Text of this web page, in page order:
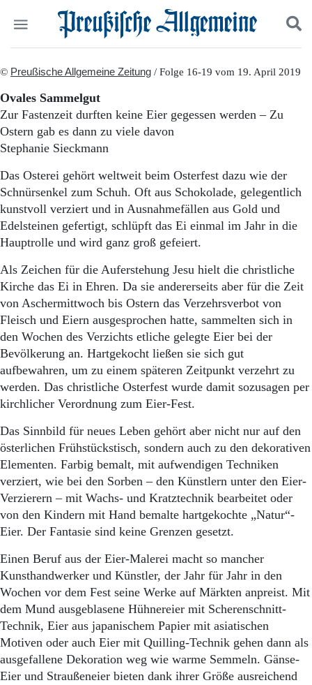
Start
Wer wir sind
Aktuelle Ausgabe
Abonnenten-Login
Abonnent werden
Abo Prämien
Archiv
Mediadaten
Politik
Panorama
Gesellschaft
Ostpreußen
Pommern
Berlin-Brandenburg
Schlesien
Danzig und Westpreußen
Impressum
Datenschutz
Suchen und finden
© Preußische Allgemeine Zeitung / Folge 16-19 vom 19. April 2019
Ovales Sammelgut
Zur Fastenzeit durften keine Eier gegessen werden – Zu
Ostern gab es dann zu viele davon
Stephanie Sieckmann
Das Osterei gehört weltweit beim Osterfest dazu wie der
Schnürsenkel zum Schuh. Oft aus Schokolade, gelegentlich
kunstvoll verziert und in Ausnahmefällen aus Gold und
Edelsteinen gefertigt, schlüpft das Ei einmal im Jahr in die
Hauptrolle und wird ganz groß gefeiert.
Als Zeichen für die Auferstehung Jesu hielt die christliche
Kirche das Ei in Ehren. Da sie andererseits aber für die Zeit
von Aschermittwoch bis Ostern das Verzehrsverbot von
Fleisch und Eiern ausgesprochen hatte, sammelten sich in
den Wochen des Verzichts etliche gelegte Eier bei der
Bevölkerung an. Hartgekocht ließen sie sich gut
aufbewahren, um zu einem späteren Zeitpunkt verzehrt zu
werden. Das christliche Osterfest wurde damit sozusagen per
kirchlicher Verordnung zum Eier-Fest.
Das Sinnbild für neues Leben gehört aber nicht nur auf den
österlichen Frühstückstisch, sondern auch zu den dekorativen
Elementen. Farbig bemalt, mit aufwendigen Techniken
verziert, wie bei den Sorben – den Künstlern unter den Eier-
Verzierern – mit Wachs- und Kratztechnik bearbeitet oder
von den Kindern mit Hand bemalte hartgekochte „Natur“-
Eier. Der Fantasie sind keine Grenzen gesetzt.
Einen Beruf aus der Eier-Malerei macht so mancher
Kunsthandwerker und Künstler, der Jahr für Jahr in den
Wochen vor dem Fest seine Werke auf Märkten anpreist. Mit
dem Mund ausgeblasene Hühnereier mit Scherenschnitt-
Technik, Eier aus japanischem Papier mit asiatischen
Motiven oder auch Eier mit Quilling-Technik gehen dann als
ausgefallene Dekoration weg wie warme Semmeln. Gänse-
Eier und Straußen­eier bieten dank ihrer Größe ausreichend